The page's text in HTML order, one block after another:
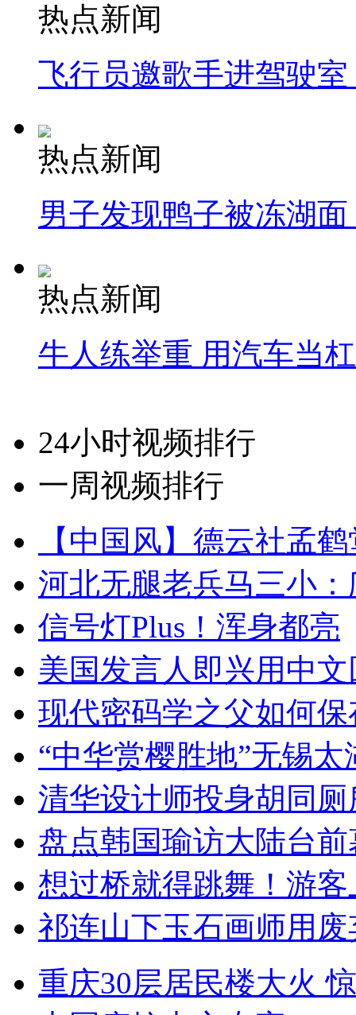
热点新闻
飞行员邀歌手进驾驶
热点新闻
男子发现鸭子被冻湖
热点新闻
牛人练举重 用汽车当
24小时视频排行
一周视频排行
【中国风】德云社孟
河北无腿老兵马三小
信号灯Plus！浑身都亮
美国发言人即兴用中
现代密码学之父如何
“中华赏樱胜地”无锡
清华设计师投身胡同
盘点韩国瑜访大陆台
想过桥就得跳舞！游客
祁连山下玉石画师用
重庆30层居民楼大火